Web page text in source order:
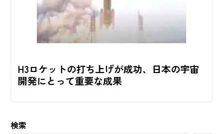
H3ロケットの打ち上げが成功、日本の宇宙
開発にとって重要な成果
検索